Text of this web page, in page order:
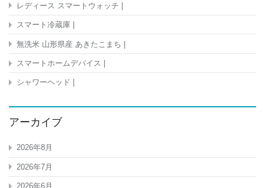
レディース スマートウォッチ |
スマート冷蔵庫 |
無洗米 山形県産 あきたこまち |
スマートホームデバイス |
シャワーヘッド |
アーカイブ
2026年8月
2026年7月
2026年6月